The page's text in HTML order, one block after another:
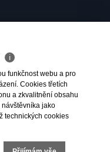
ℹ
funkčnost webu a pro
Cookies třetích
a zkvalitnění obsahu
jako
technických cookies